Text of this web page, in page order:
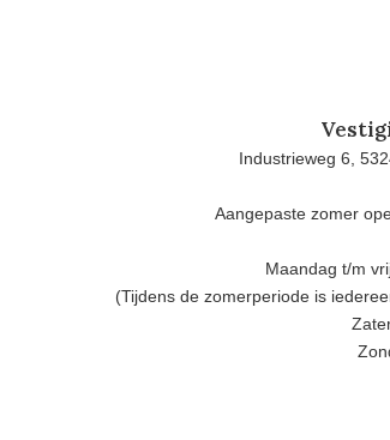
Industrieweg 6,
Aangepaste zomer
Maandag t/m
(Tijdens de zomerperiode is